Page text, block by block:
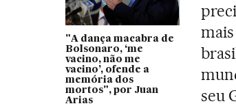
"A dança macabra de
Bolsonaro, ‘me
vacino, não me
vacino’, ofende a
memória dos
mortos", por Juan
Arias
seu